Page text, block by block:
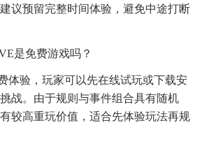
议预留完整时间体验，避免中途打断
是免费游戏吗？
体验，玩家可以先在线试玩或下载安
战。由于规则与事件组合具有随机
较高重玩价值，适合先体验玩法再规